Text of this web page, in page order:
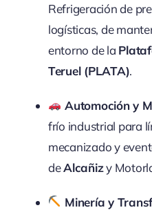
Refrigeración de
logísticas, de
entorno de la
Teruel (PLATA).
Automoción y
frío industrial para
mecanizado y
deAlcañizy
Minería y